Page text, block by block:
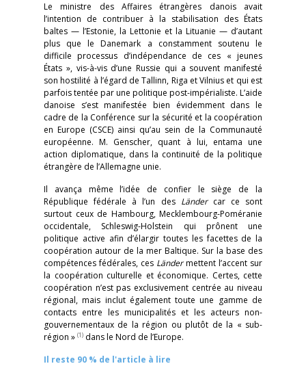
Le ministre des Affaires étrangères danois avait
l’intention de contribuer à la stabilisation des États
baltes — l’Estonie, la Lettonie et la Lituanie — d’autant
plus que le Danemark a constamment soutenu le
difficile processus d’indépendance de ces « jeunes
États », vis-à-vis d’une Russie qui a souvent manifesté
son hostilité à l’égard de Tallinn, Riga et Vilnius et qui est
parfois tentée par une politique post-impérialiste. L’aide
danoise s’est manifestée bien évidemment dans le
cadre de la Conférence sur la sécurité et la coopération
en Europe (CSCE) ainsi qu’au sein de la Communauté
européenne. M. Genscher, quant à lui, entama une
action diplomatique, dans la continuité de la politique
étrangère de l’Allemagne unie.
Il avança même l’idée de confier le siège de la
République fédérale à l’un des Ländercar ce sont
surtout ceux de Hambourg, Mecklembourg-Poméranie
occidentale, Schleswig-Holstein qui prônent une
politique active afin d’élargir toutes les facettes de la
coopération autour de la mer Baltique. Sur la base des
compétences fédérales, ces Ländermettent l’accent sur
la coopération culturelle et économique. Certes, cette
coopération n’est pas exclusivement centrée au niveau
régional, mais inclut également toute une gamme de
contacts entre les municipalités et les acteurs non-
gouvernementaux de la région ou plutôt de la « sub-
région » (1) dans le Nord de l’Europe.
Il reste 90 % de l'article à lire